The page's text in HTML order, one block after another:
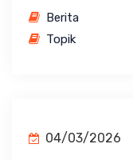
Berita
Topik
04/03/2026